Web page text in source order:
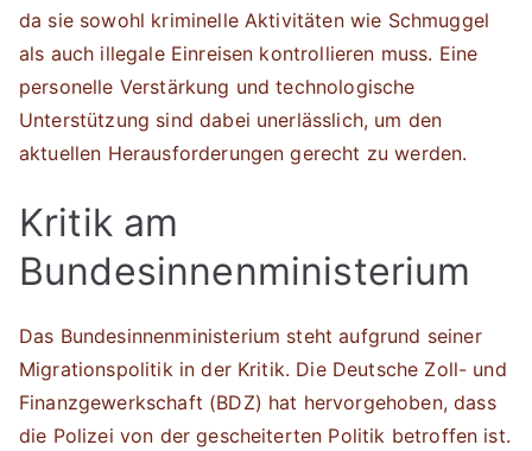
da sie sowohl kriminelle Aktivitäten wie Schmuggel
als auch illegale Einreisen kontrollieren muss. Eine
personelle Verstärkung und technologische
Unterstützung sind dabei unerlässlich, um den
aktuellen Herausforderungen gerecht zu werden.
Kritik am
Bundesinnenministerium
Das Bundesinnenministerium steht aufgrund seiner
Migrationspolitik in der Kritik. Die Deutsche Zoll- und
Finanzgewerkschaft (BDZ) hat hervorgehoben, dass
die Polizei von der gescheiterten Politik betroffen ist.